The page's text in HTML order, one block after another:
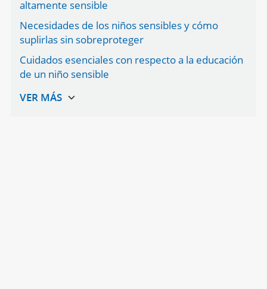
altamente sensible
Necesidades de los niños sensibles y cómo
suplirlas sin sobreproteger
Cuidados esenciales con respecto a la educación
de un niño sensible